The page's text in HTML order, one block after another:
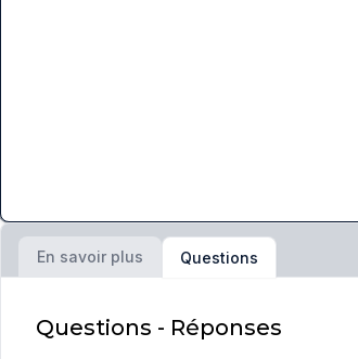
En savoir plus Questions
Questions - Réponses